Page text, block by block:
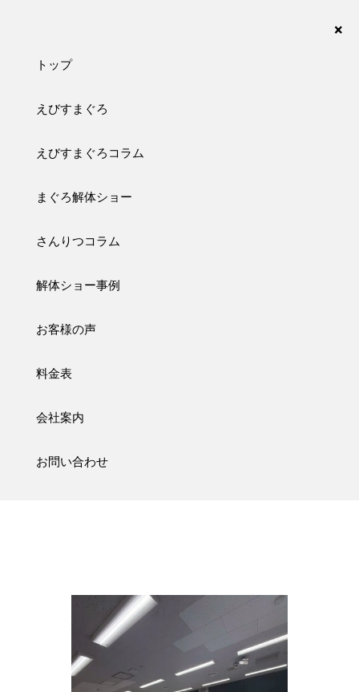
×
トップ
えびすまぐろ
えびすまぐろコラム
まぐろ解体ショー
さんりつコラム
解体ショー事例
お客様の声
料金表
会社案内
お問い合わせ
解体事例